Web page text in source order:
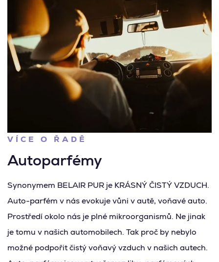
VÍCE O ŘADĚ
Autoparfémy
Synonymem BELAIR PUR je KRÁSNÝ ČISTÝ VZDUCH.
Auto-parfém v nás evokuje vůni v autě, voňavé auto.
Prostředí okolo nás je plné mikroorganismů. Ne jinak
je tomu v našich automobilech. Tak proč by nebylo
možné podpořit čistý voňavý vzduch v našich autech.